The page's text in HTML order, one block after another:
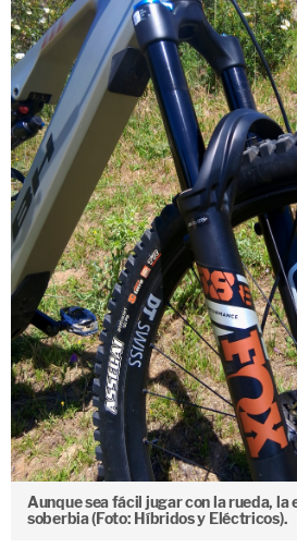
Aunque sea fácil jugar con la rueda, la
soberbia (Foto: Híbridos y Eléctricos).